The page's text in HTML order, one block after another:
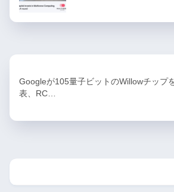
Googleが105量子ビットのWillowチップ
表、RC…